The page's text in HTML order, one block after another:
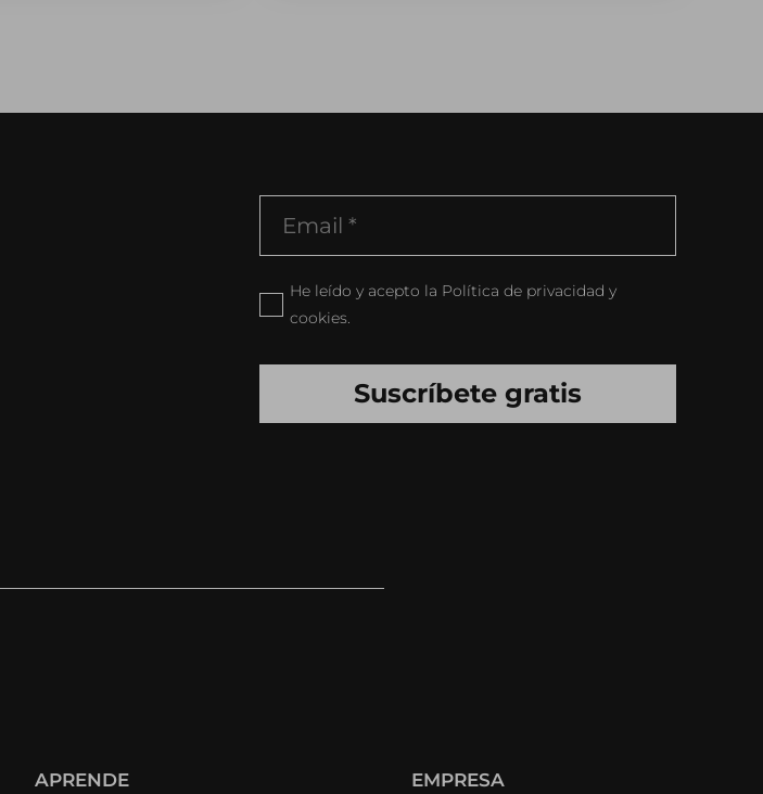
He leído y acepto la Política de privacidad y
cookies.
APRENDE EMPRESA